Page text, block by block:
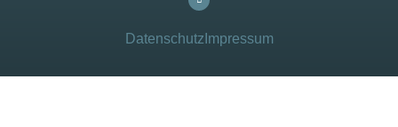
Datenschutz Impressum